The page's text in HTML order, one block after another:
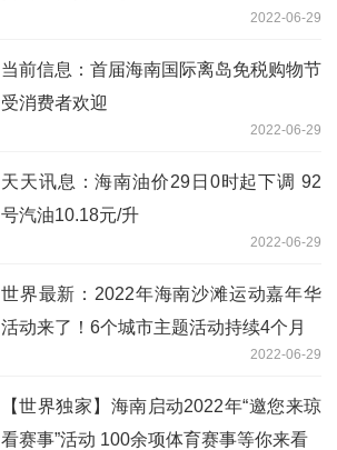
2022-06-29
当前信息：首届海南国际离岛免税购物节
受消费者欢迎
2022-06-29
天天讯息：海南油价29日0时起下调 92
号汽油10.18元/升
2022-06-29
世界最新：2022年海南沙滩运动嘉年华
活动来了！6个城市主题活动持续4个月
2022-06-29
【世界独家】海南启动2022年“邀您来琼
看赛事”活动 100余项体育赛事等你来看